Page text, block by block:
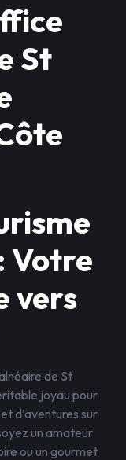
St
Votre
vers
de St
joyau pour
d’aventures sur
un amateur
ou un gourmet